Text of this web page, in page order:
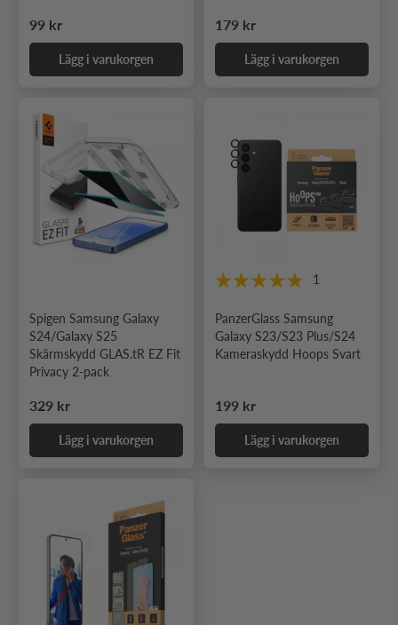
Ordinarie pris
99 kr
Lägg i varukorgen
Ordinarie pris
179 kr
Lägg i varukorgen
Spigen Samsung Galaxy
S24/Galaxy S25
Skärmskydd GLAS.tR EZ Fit
Privacy 2-pack
Ordinarie pris
329 kr
Lägg i varukorgen
1
PanzerGlass Samsung
Galaxy S23/S23 Plus/S24
Kameraskydd Hoops Svart
Ordinarie pris
199 kr
Lägg i varukorgen